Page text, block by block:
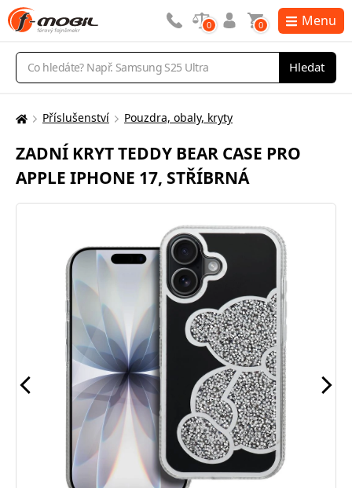
Vyhledávání
Hledat
0 0 Menu
Zde
nacházíte:
Příslušenství Pouzdra, obaly, kryty
ZADNÍ KRYT TEDDY BEAR CASE PRO
APPLE IPHONE 17, STŘÍBRNÁ